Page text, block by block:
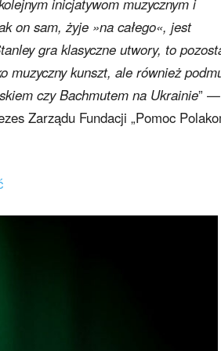
inicjatywom muzycznym i
on sam, żyje »na całego«, jest
gra klasyczne utwory, to
muzyczny kunszt, ale również
czy Bachmutem na Ukrainie” —
Zarządu Fundacji „Pomoc